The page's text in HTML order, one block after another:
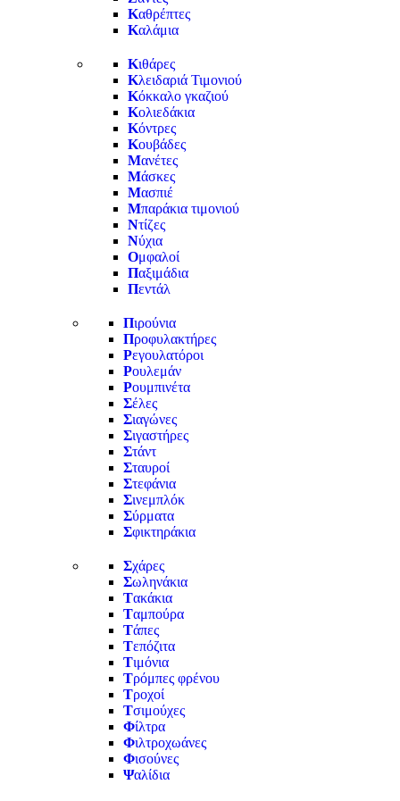
Καθρέπτες
Καλάμια
Κιθάρες
Κλειδαριά Τιμονιού
Κόκκαλο γκαζιού
Κολιεδάκια
Κόντρες
Κουβάδες
Μανέτες
Μάσκες
Μασπιέ
Μπαράκια τιμονιού
Ντίζες
Νύχια
Ομφαλοί
Παξιμάδια
Πεντάλ
Πιρούνια
Προφυλακτήρες
Ρεγουλατόροι
Ρουλεμάν
Ρουμπινέτα
Σέλες
Σιαγώνες
Σιγαστήρες
Στάντ
Σταυροί
Στεφάνια
Σινεμπλόκ
Σύρματα
Σφικτηράκια
Σχάρες
Σωληνάκια
Τακάκια
Ταμπούρα
Τάπες
Τεπόζιτα
Τιμόνια
Τρόμπες φρένου
Τροχοί
Τσιμούχες
Φίλτρα
Φιλτροχωάνες
Φισούνες
Ψαλίδια